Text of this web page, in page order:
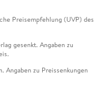
Preisempfehlung (UVP) des
gesenkt. Angaben zu
Angaben zu Preissenkungen